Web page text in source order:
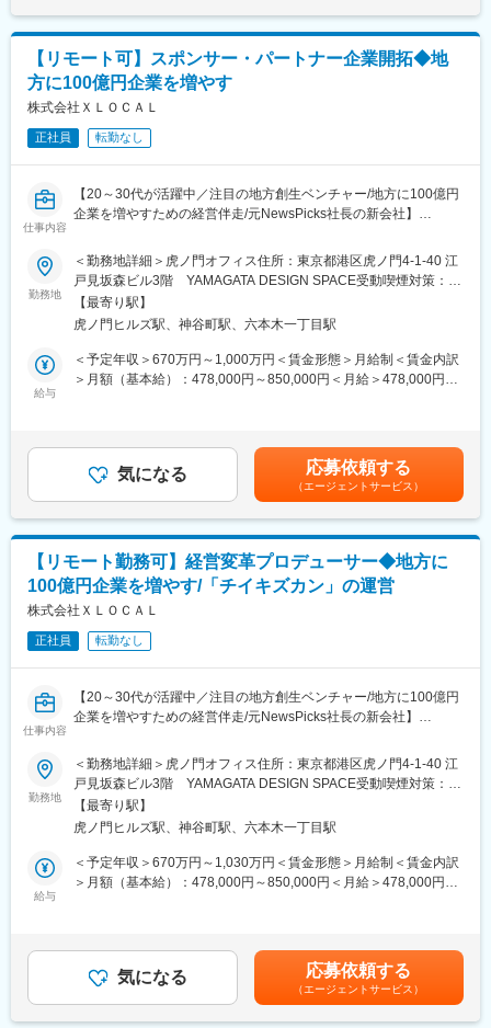
要に応じて出社を伴います
＜対象となる顧客＞
主には100億円未満の経営者で、地方の老舗企業や成長意欲の高
い企業の経営層
■今後の展望：
済の成長を地方から牽引し、日本と世界がより一層近づく未来を
牽引していきます。
変更の範囲：会社の定める業務
└ 地方創生ファンド、海外進出支援、AI経営支援などの新サービ
ス立ち上げにおける市場調査とスキーム構築。
└ 外部パートナー（金融機関、自治体、専門家）とのアライアン
ス推進。
■組織の型化・仕組み化
└ 属人化しやすい経営支援ノウハウを、テクノロジー（AI等）を
用いて再現性のある仕組みへ昇華させるプロセスの設計。
※組織は約30名で、平均年齢は36歳です。
有名企業やスタートアップ、コンサルタントなど出身のユニーク
なメンバーで構成されています。
主には100億円未満の経営者で、地方の老舗企業や成長意欲の高
い企業の経営層
【リモート可】スポンサー・パートナー企業開拓◆地
方に100億円企業を増やす
株式会社ＸＬＯＣＡＬ
正社員 転勤なし
仕事内容
【20～30代が活躍中／注目の地方創生ベンチャー/地方に100億円
企業を増やすための経営伴走/元NewsPicks社長の新会社】
■ミッション：
◯パートナー企業の新規開拓
└ 地方企業へのリーチ・ブランディング・CSR／CSV施策などの
ニーズを持つ大手企業や行政機関をターゲットに、『100億シン
クタンク』の協賛パートナーとして開拓する。
◯共創プログラムの企画・提案
◯パートナーリレーション構築
└ 受注後のプロジェクト推進、効果検証、リレーション深化まで
■仕事内容：
■新規パートナー開拓
◯アプローチ戦略の設計と商談創出
└ ターゲット企業（大手事業会社・金融機関・行政・広告代理店
等）の選定とアプローチ戦略の設計。経営層・事業責任者レベル
へのダイレクトアプローチ、商談の創出。既存パートナーからの
リファラル獲得、業界ネットワークの構築。
■共創企画の立案・プロデュース
◯オーダーメイドの協賛プランの設計と実行
会員向けイベント・セミナー・コンテンツの企画プロデュース
（社内チームと連携）。企画から実行・レポーティングまでのプ
ロジェクトマネジメント。
◯営業プロセスの型化と新モデルの提案
└ 協賛メニューの体系化・パッケージ設計。営業プロセスの型
※組織は約30名で、平均年齢は36歳です。
有名企業やスタートアップ、コンサルタントなど出身のユニーク
なメンバーで構成されています。
勤務地
＜勤務地詳細＞虎ノ門オフィス住所：東京都港区虎ノ門4-1-40 江
戸見坂森ビル3階 YAMAGATA DESIGN SPACE受動喫煙対策：屋
内全面禁煙変更の範囲：会社の定める事業所（リモートワーク含
む）
【最寄り駅】
虎ノ門ヒルズ駅、神谷町駅、六本木一丁目駅
給与
＜予定年収＞670万円～1,000万円＜賃金形態＞月給制＜賃金内訳
＞月額（基本給）：478,000円～850,000円＜月給＞478,000円～
能性があります。月給(月額)は固定手当を含めた表記です。
気になる 応募依頼する
（エージェントサービス）
【リモート勤務可】経営変革プロデューサー◆地方に
100億円企業を増やす/「チイキズカン」の運営
株式会社ＸＬＯＣＡＬ
正社員 転勤なし
仕事内容
【20～30代が活躍中／注目の地方創生ベンチャー/地方に100億円
企業を増やすための経営伴走/元NewsPicks社長の新会社】
■ミッション：
「地方の経営者に、世界を変える出会いを。」
XLOCALは、世界を変える志を持った経営者と共に挑戦し、今ま
でにない「アイデア」と「出会い」を生み出す。経営者が孤立す
ることなく、ワクワクする未来を描ける環境をつくり、地方企業
の非連続成長を実現します。
経営者個人の視座を高めるだけでなく、経営チーム全体で「変革
の地図」を共有し、一体となって動ける組織やプロジェクトをプ
ロデュースするコアメンバーを募集します。
勤務地
＜勤務地詳細＞虎ノ門オフィス住所：東京都港区虎ノ門4-1-40 江
戸見坂森ビル3階 YAMAGATA DESIGN SPACE受動喫煙対策：屋
内全面禁煙変更の範囲：会社の定める事業所（リモートワーク含
む）
【最寄り駅】
虎ノ門ヒルズ駅、神谷町駅、六本木一丁目駅
給与
＜予定年収＞670万円～1,030万円＜賃金形態＞月給制＜賃金内訳
＞月額（基本給）：478,000円～850,000円＜月給＞478,000円～
能性があります。月給(月額)は固定手当を含めた表記です。
気になる 応募依頼する
（エージェントサービス）